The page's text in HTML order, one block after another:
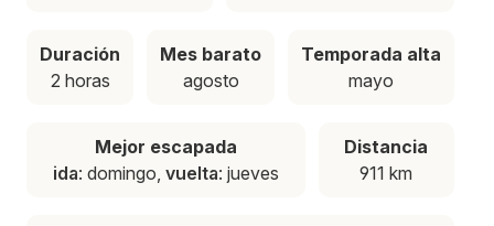
Duración
2 horas
Mes barato
agosto
Temporada alta
mayo
Mejor escapada
ida: domingo, vuelta: jueves
Distancia
911 km